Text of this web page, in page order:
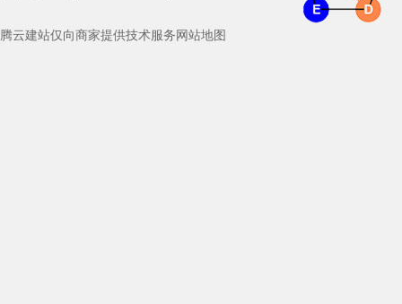
腾云建站仅向商家提供技术服务 网站地图